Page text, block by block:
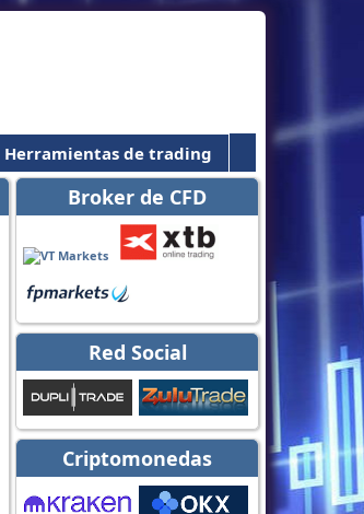
Herramientas de trading
Broker de CFD
Red Social
Criptomonedas